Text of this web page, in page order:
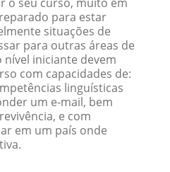
para estar
situações de
para outras áreas de
iniciante devem
com capacidades de:
linguísticas
um e-mail, bem
e com
em um país onde